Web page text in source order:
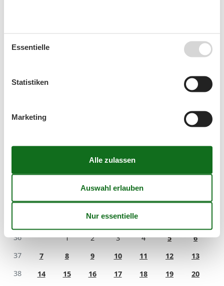
Sie haben das ganze Jahr die Möglichkeit einen
September 2026
Mi Do
36
1 2 3 4 5
6
37
7 8 9 10 11 12
13
38
14 15 16 17 18 19
20
Essentielle
Statistiken
Marketing